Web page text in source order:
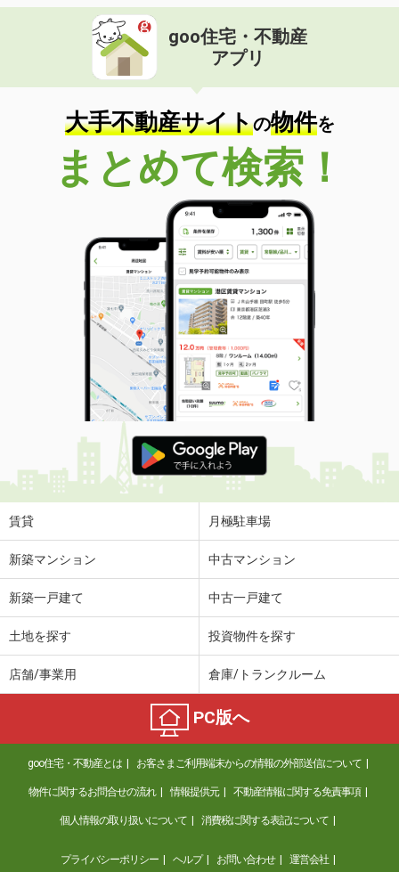
goo住宅・不動産
アプリ
大手不動産サイトの物件を
まとめて検索！
賃貸 月極駐車場
新築マンション 中古マンション
新築一戸建て 中古一戸建て
土地を探す 投資物件を探す
店舗/事業用 倉庫/トランクルーム
PC版へ
goo住宅・不動産とは お客さまご利用端末からの情報の外部送信について
物件に関するお問合せの流れ 情報提供元 不動産情報に関する免責事項
個人情報の取り扱いについて 消費税に関する表記について
プライバシーポリシー ヘルプ お問い合わせ 運営会社